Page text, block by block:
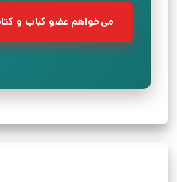
می‌خواهم عضو کباب و